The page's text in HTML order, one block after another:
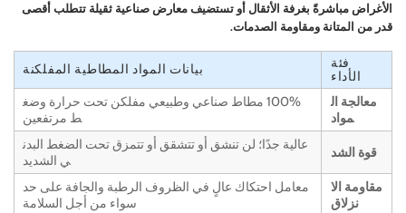
الأغراض مباشرةً بغرفة الأثقال أو تستضيف معارض صناعية ثقيلة تتطلب أقصى
قدر من المتانة ومقاومة الصدمات.
فئة
الأداء
بيانات المواد المطاطية المفلكنة
معالجة ال
مواد
100% مطاط صناعي وطبيعي مفلكن تحت حرارة وضغ
ط مرتفعين
قوة الشد
عالية جدًا؛ لن تنشق أو تتشقق أو تتمزق تحت الضغط البدن
ي الشديد
مقاومة الا
نزلاق
معامل احتكاك عالٍ في الظروف الرطبة والجافة على حد
سواء من أجل السلامة